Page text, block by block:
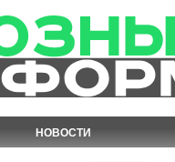
НОВОСТИ